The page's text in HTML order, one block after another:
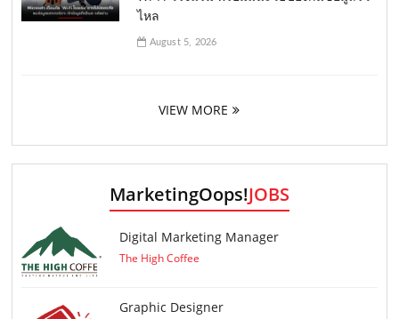
ไหล
August 5, 2026
VIEW MORE
MarketingOops!JOBS
Digital Marketing Manager
The High Coffee
Graphic Designer